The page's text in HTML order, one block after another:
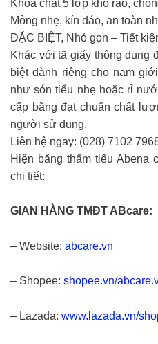
Khóa chặt 5 lớp khô ráo,
Mỏng nhẹ, kín đáo, an toàn
ĐẶC BIỆT, Nhỏ gọn – Tiết
Khác với tã giấy thông dụng
biệt dành riêng cho nam
như són tiểu nhẹ hoặc rỉ
cấp băng đạt chuẩn chất
người sử dụng.
Liên hệ ngay: (028) 7102
Hiện băng thấm tiểu Abena
chi tiết:
GIAN HÀNG TMĐT ABcare:
– Website: abcare.vn
– Shopee: shopee.vn/
– Lazada: www.lazada.vn/